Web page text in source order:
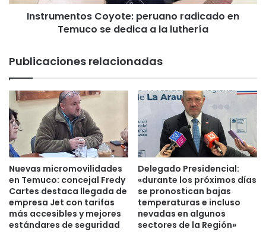
r
e
a
r
i
r
c
o
y
q
u
n
o
y
o
e
:
p
e
r
u
a
n
o
r
Instrumentos Coyote: peruano radicado en
Temuco se dedica a la luthería
Publicaciones relacionadas
Nuevas micromovilidades
en Temuco: concejal Fredy
Cartes destaca llegada de
empresa Jet con tarifas
más accesibles y mejores
estándares de seguridad
Delegado Presidencial:
«durante los próximos días
se pronostican bajas
temperaturas e incluso
nevadas en algunos
sectores de la Región»